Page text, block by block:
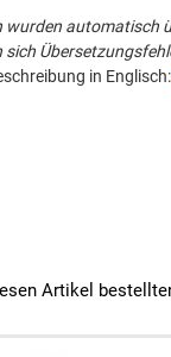
wurden automatisch
sich
in Englisch:
Artikel